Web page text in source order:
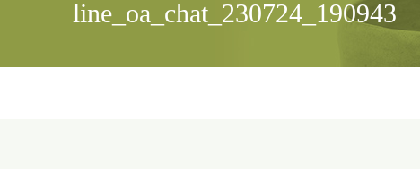
line_oa_chat_230724_190943